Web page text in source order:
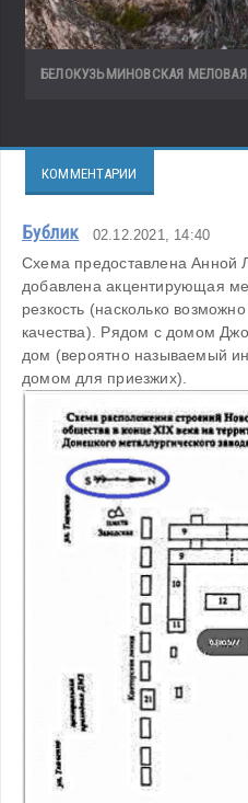
БЕЛОКУЗЬМИНОВСКАЯ
КОММЕНТАРИИ
Бублик 02.12.2021, 14:40
Схема предоставлена Анной
добавлена акцентирующая
резкость (насколько
качества). Рядом с домом
дом (вероятно называемый
домом для приезжих).